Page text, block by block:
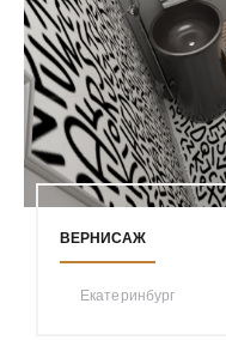
ВЕРНИСАЖ
Екатеринбург